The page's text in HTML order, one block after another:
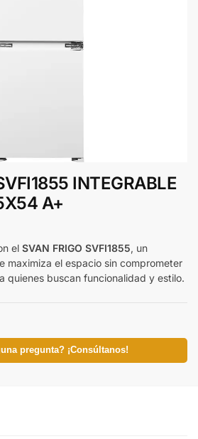
INTEGRABLE
A+
el SVAN FRIGO SVFI1855, un
maximiza el espacio sin comprometer
quienes buscan funcionalidad y estilo.
pregunta? ¡Consúltanos!